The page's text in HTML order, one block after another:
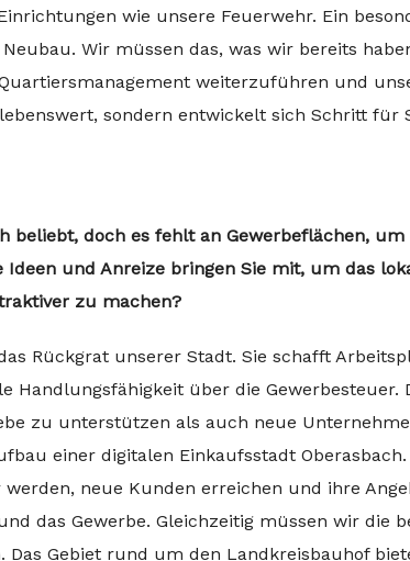
wie unsere Feuerwehr. Ein
Wir müssen das, was wir bereits
weiterzuführen und
sondern entwickelt sich Schritt für
beliebt, doch es fehlt an Gewerbeflächen,
und Anreize bringen Sie mit, um das
zu machen?
Rückgrat unserer Stadt. Sie schafft
Handlungsfähigkeit über die Gewerbesteuer.
zu unterstützen als auch neue
einer digitalen Einkaufsstadt
neue Kunden erreichen und ihre
das Gewerbe. Gleichzeitig müssen wir die
Gebiet rund um den Landkreisbauhof